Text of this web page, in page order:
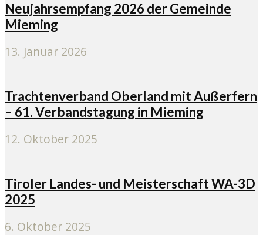
Neujahrsempfang 2026 der Gemeinde
Mieming
13. Januar 2026
Trachtenverband Oberland mit Außerfern
– 61. Verbandstagung in Mieming
12. Oktober 2025
Tiroler Landes- und Meisterschaft WA-3D
2025
6. Oktober 2025